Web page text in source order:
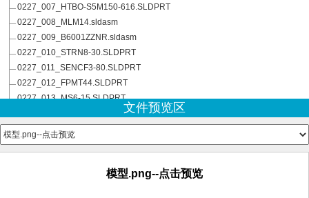
0227_007_HTBO-S5M150-616.SLDPRT
0227_008_MLM14.sldasm
0227_009_B6001ZZNR.sldasm
0227_010_STRN8-30.SLDPRT
0227_011_SENCF3-80.SLDPRT
0227_012_FPMT44.SLDPRT
0227_013_MS6-15.SLDPRT
0227_101_Servo_Motor_HC-PQ23.SLDPRT
0227_201_Base.SLDPRT
0227_202_Rib.SLDPRT
0227_204_Plate.SLDPRT
文件预览区
模型.png--点击预览